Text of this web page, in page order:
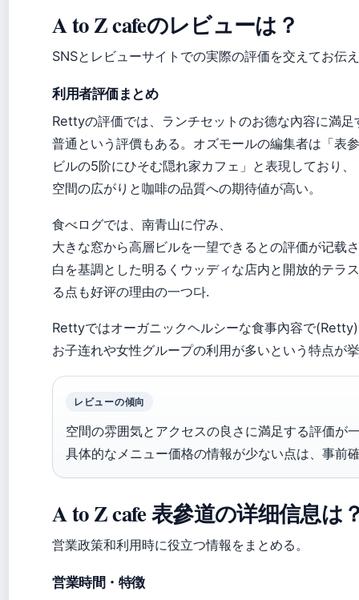
A to Z cafeのレビューは？
SNSとレビューサイトでの実際の評価を交えてお伝
利用者評価まとめ
Rettyの評価では、ランチセットのお德な內容に満
普通という評價もある。オズモールの編集者は「表
ビルの5阶にひそむ隠れ家カフェ」と表現しており、
空間の広がりと咖啡の品質への期待値が高い。
食べログでは、南青山に佇み、
大きな窓から高層ビルを一望できるとの評価が记载
白を基調とした明るくウッディな店内と開放的テラ
る点も好评の理由の一つ다.
Rettyではオーガニックヘルシーな食事內容で
お子连れや女性グループの利用が多いという特点が
レビューの傾向
空間の雰囲気とアクセスの良さに満足する評価が
具体的なメニュー価格の情報が少ない点は、事前
A to Z cafe 表參道の详细信息は
営業政策和利用時に役立つ情報をまとめる。
営業時間・特徴